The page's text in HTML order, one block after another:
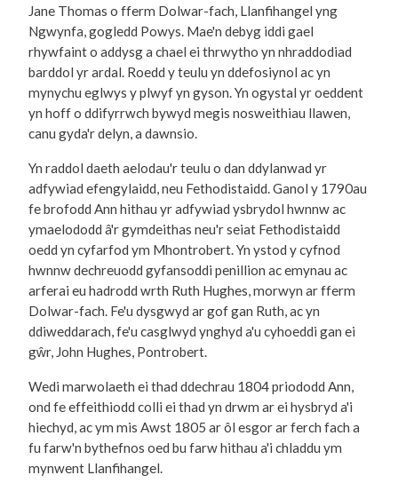
Jane Thomas o fferm Dolwar-fach, Llanfihangel yng
Ngwynfa, gogledd Powys. Mae'n debyg iddi gael
rhywfaint o addysg a chael ei thrwytho yn nhraddodiad
barddol yr ardal. Roedd y teulu yn ddefosiynol ac yn
mynychu eglwys y plwyf yn gyson. Yn ogystal yr oeddent
yn hoff o ddifyrrwch bywyd megis nosweithiau llawen,
canu gyda'r delyn, a dawnsio.
Yn raddol daeth aelodau'r teulu o dan ddylanwad yr
adfywiad efengylaidd, neu Fethodistaidd. Ganol y 1790au
fe brofodd Ann hithau yr adfywiad ysbrydol hwnnw ac
ymaelododd â'r gymdeithas neu'r seiat Fethodistaidd
oedd yn cyfarfod ym Mhontrobert. Yn ystod y cyfnod
hwnnw dechreuodd gyfansoddi penillion ac emynau ac
arferai eu hadrodd wrth Ruth Hughes, morwyn ar fferm
Dolwar-fach. Fe'u dysgwyd ar gof gan Ruth, ac yn
ddiweddarach, fe'u casglwyd ynghyd a'u cyhoeddi gan ei
gŵr, John Hughes, Pontrobert.
Wedi marwolaeth ei thad ddechrau 1804 priododd Ann,
ond fe effeithiodd colli ei thad yn drwm ar ei hysbryd a'i
hiechyd, ac ym mis Awst 1805 ar ôl esgor ar ferch fach a
fu farw'n bythefnos oed bu farw hithau a'i chladdu ym
mynwent Llanfihangel.